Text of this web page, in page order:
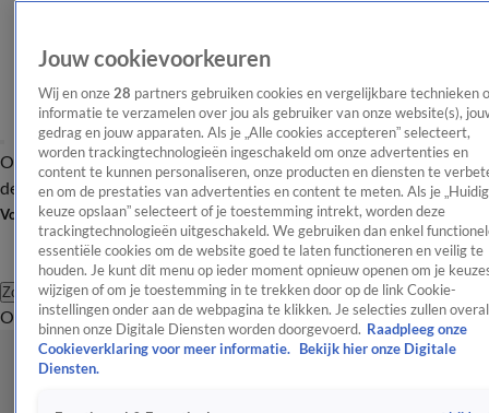
OverzichtAfleveringen Entertainment TV Algemeen
Tip
de redactieNieuwsbrief
Volg Shownieuws
Zoeken
OverzichtEntertainmentSpraakmakendRealityCrimeVideo's
Jouw cookievoorkeuren
Wij en onze 28 partners gebruiken cookies en vergelijkbare technieken
informatie te verzamelen over jou als gebruiker van onze website(s),
gedrag en jouw apparaten. Als je „Alle cookies accepteren” selecteert,
worden trackingtechnologieën ingeschakeld om onze advertenties en
content te kunnen personaliseren, onze producten en diensten te
en om de prestaties van advertenties en content te meten. Als je
keuze opslaan” selecteert of je toestemming intrekt, worden deze
trackingtechnologieën uitgeschakeld. We gebruiken dan enkel
essentiële cookies om de website goed te laten functioneren en veilig te
houden. Je kunt dit menu op ieder moment opnieuw openen om je
wijzigen of om je toestemming in te trekken door op de link Cookie-
instellingen onder aan de webpagina te klikken. Je selecties zullen overal
binnen onze Digitale Diensten worden doorgevoerd. Raadpleeg onze
Cookieverklaring voor meer informatie.
Bekijk hier onze Digitale
Diensten.